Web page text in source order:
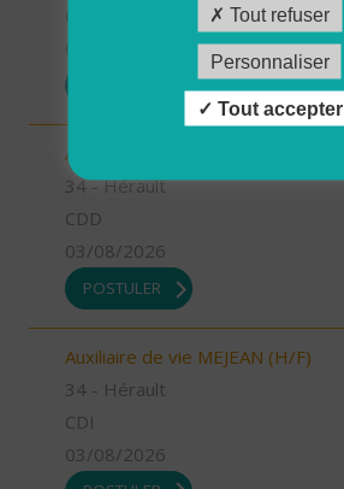
Aide à domicile MEJEAN (H/F)
34 - Hérault
CDD
03/08/2026
POSTULER
Auxiliaire de vie MEJEAN (H/F)
34 - Hérault
CDI
03/08/2026
Tout refuser
Personnaliser
Tout accepter